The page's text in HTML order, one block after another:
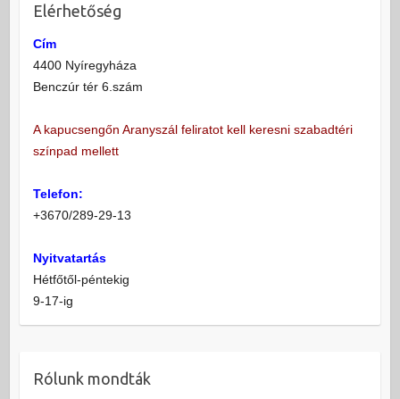
Elérhetőség
Cím
4400 Nyíregyháza
Benczúr tér 6.szám
A kapucsengőn Aranyszál feliratot kell keresni szabadtéri
színpad mellett
Telefon:
+3670/289-29-13
Nyitvatartás
Hétfőtől-péntekig
9-17-ig
Rólunk mondták